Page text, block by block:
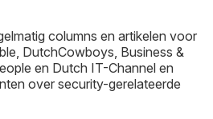
columns en artikelen voor
DutchCowboys, Business &
en Dutch IT-Channel en
over security-gerelateerde